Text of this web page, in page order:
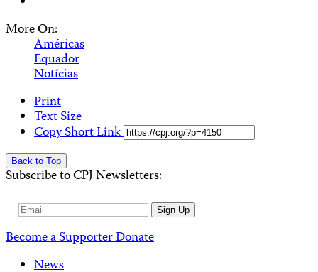
More On:
Américas
Equador
Notícias
Print
Text Size
Copy Short Link
Back to Top
Subscribe to CPJ Newsletters:
Email
Sign Up
Become a SupporterDonate
News